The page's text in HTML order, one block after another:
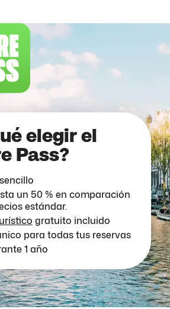
elegir el
Pass?
un 50 % en comparación
estándar.
gratuito incluido
para todas tus reservas
1 año